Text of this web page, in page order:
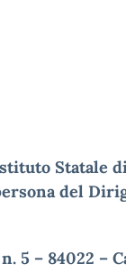
Statale
del
5 – 84022 –